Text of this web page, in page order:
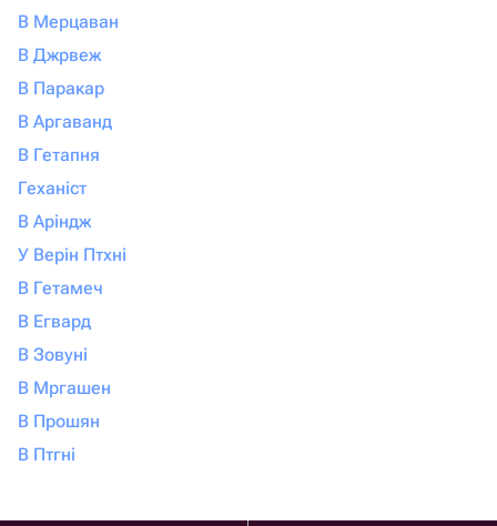
В Мерцаван
В Джрвеж
В Паракар
В Аргаванд
В Гетапня
Геханіст
В Аріндж
У Верін Птхні
В Гетамеч
В Егвард
В Зовуні
В Мргашен
В Прошян
В Птгні